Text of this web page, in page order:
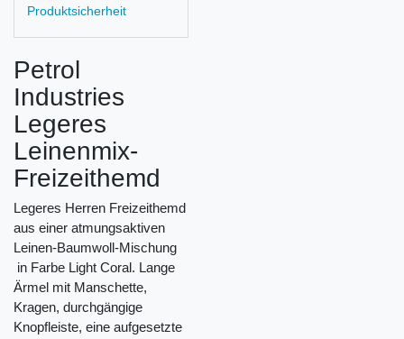
Produktsicherheit
Petrol
Industries
Legeres
Leinenmix-
Freizeithemd
Legeres Herren Freizeithemd
aus einer atmungsaktiven
Leinen‑Baumwoll-Mischung
in Farbe Light Coral. Lange
Ärmel mit Manschette,
Kragen, durchgängige
Knopfleiste, eine aufgesetzte